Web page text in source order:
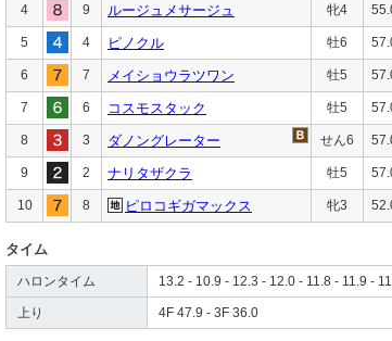
4 9 ルージュメサージュ 牝4
5 4 ピノクル 牡6
6 7 メイショウラツワン 牡5
7 6 コスモスタック 牡5
8 3 ダノングレーター せん6
9 2 ナリタザクラ 牡5
10 8 ピロコギガマックス 牝3
タイム
ハロンタイム 13.2 - 10.9 - 12.3 - 12.0 - 11.8 - 11.9 -
上り 4F 47.9 - 3F 36.0